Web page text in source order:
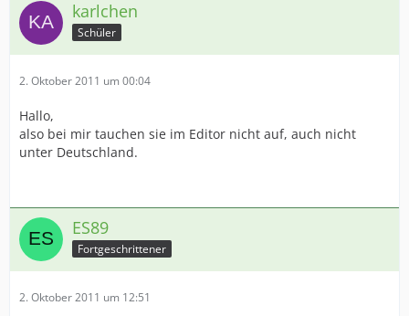
karlchen
Schüler
2. Oktober 2011 um 00:04
Hallo,
also bei mir tauchen sie im Editor nicht auf, auch nicht
unter Deutschland.
ES89
Fortgeschrittener
2. Oktober 2011 um 12:51